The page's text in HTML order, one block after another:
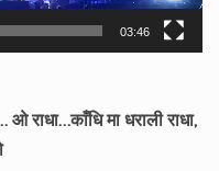
03:46
राधा…काँधि मा धराली राधा,